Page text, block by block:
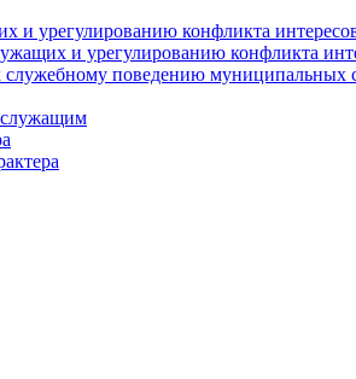
урегулированию конфликта
и урегулированию конфликта
поведению муниципальных
служащим